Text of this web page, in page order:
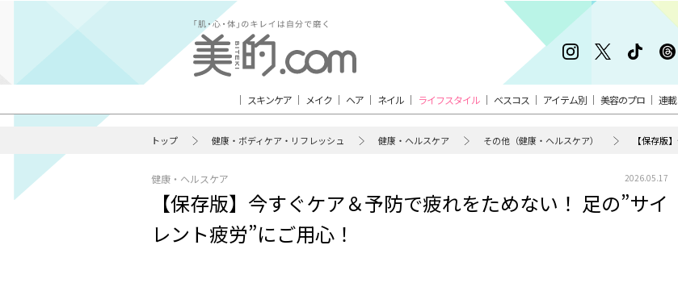
スキンケア メイク ヘア ネイル ライフスタイル ベスコス アイテム別 美容のプロ 連載
トップ 健康・ボディケア・リフレッシュ 健康・ヘルスケア その他（健康・ヘルスケア）
健康・ヘルスケア 2026.05.17
【保存版】今すぐケア＆予防で疲れをためない！ 足の”サイ
レント疲労”にご用心！